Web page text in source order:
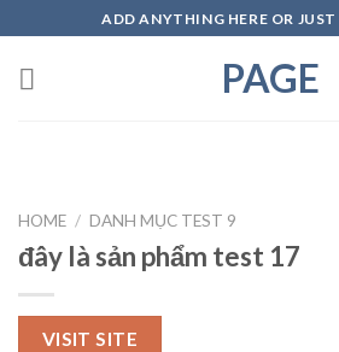
to
content
ADD ANYTHING HERE OR
PAGE
HOME / DANH MỤC TEST 9
đây là sản phẩm test 17
VISIT SITE